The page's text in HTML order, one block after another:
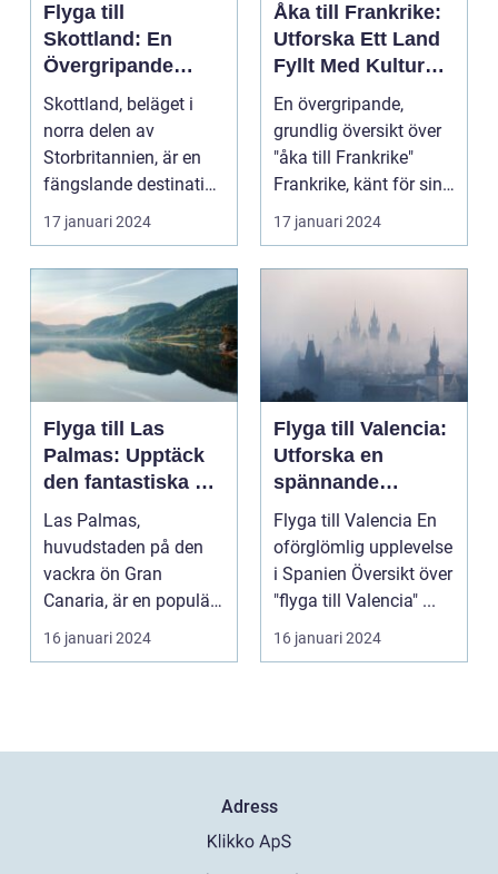
Flyga till
Skottland: En
Övergripande
Översikt
Skottland, beläget i
norra delen av
Storbritannien, är en
fängslande destination
för turister världe...
17 januari 2024
Åka till Frankrike:
Utforska Ett Land
Fyllt Med Kultur
och Skönhet
En övergripande,
grundlig översikt över
"åka till Frankrike"
Frankrike, känt för sin
rika historia,...
17 januari 2024
Flyga till Las
Palmas: Upptäck
den fantastiska ön
Gran Canaria
Las Palmas,
huvudstaden på den
vackra ön Gran
Canaria, är en populär
resedestination för
privatperso...
16 januari 2024
Flyga till Valencia:
Utforska en
spännande
destination
Flyga till Valencia En
oförglömlig upplevelse
i Spanien Översikt över
"flyga till Valencia" ...
16 januari 2024
Adress